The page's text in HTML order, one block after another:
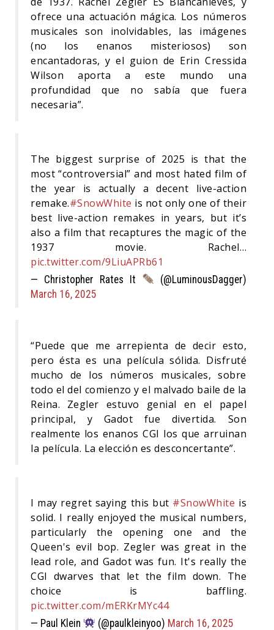
ofrece una actuación mágica. Los números
musicales son inolvidables, las imágenes
(no los enanos misteriosos) son
encantadoras, y el guion de Erin Cressida
Wilson aporta a este mundo una
profundidad que no sabía que fuera
necesaria”.
The biggest surprise of 2025 is that the
most “controversial” and most hated film of
the year is actually a decent live-action
remake.#SnowWhite is not only one of their
best live-action remakes in years, but it’s
also a film that recaptures the magic of the
1937 movie. Rachel…
pic.twitter.com/9LiuAPRb61
— Christopher Rates It
(@LuminousDagger)
March 16, 2025
“Puede que me arrepienta de decir esto,
pero ésta es una película sólida. Disfruté
mucho de los números musicales, sobre
todo el del comienzo y el malvado baile de la
Reina. Zegler estuvo genial en el papel
principal, y Gadot fue divertida. Son
realmente los enanos CGI los que arruinan
la película. La elección es desconcertante”.
I may regret saying this but #SnowWhite is
solid. I really enjoyed the musical numbers,
particularly the opening one and the
Queen's evil bop. Zegler was great in the
lead role, and Gadot was fun. It's really the
CGI dwarves that let the film down. The
choice is baffling.
pic.twitter.com/mERKrMYc44
— Paul Klein (@paulkleinyoo) March 16, 2025